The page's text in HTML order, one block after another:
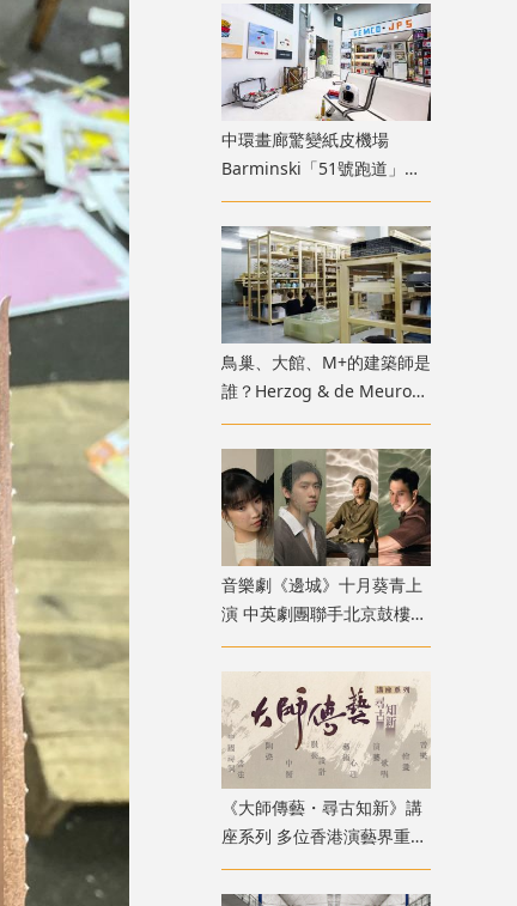
中環畫廊驚變紙皮機場
Barminski「51號跑道」用
紙箱建造星際航廈
鳥巢、大館、M+的建築師是
誰？Herzog & de Meuron
展覽9月M+揭開創作過程
音樂劇《邊城》十月葵青上
演 中英劇團聯手北京鼓樓西
戲劇 演繹湘西純美與遺憾
《大師傳藝・尋古知新》講
座系列 多位香港演藝界重量
級嘉賓登場